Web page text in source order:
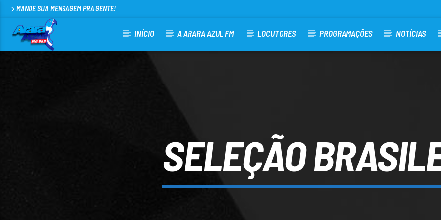
MANDE SUA MENSAGEM PRA GENTE!
INÍCIO A ARARA AZUL FM LOCUTORES PROGRAMAÇÕES NOTÍCIAS
SELEÇÃO